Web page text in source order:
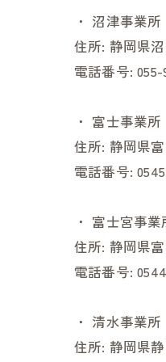
・ 沼津事業所
住所: 静岡県
電話番号:055-
・ 富士事業所
住所: 静岡県
電話番号:
・ 富士宮事業
住所: 静岡県
電話番号:
・ 清水事業所
住所: 静岡県